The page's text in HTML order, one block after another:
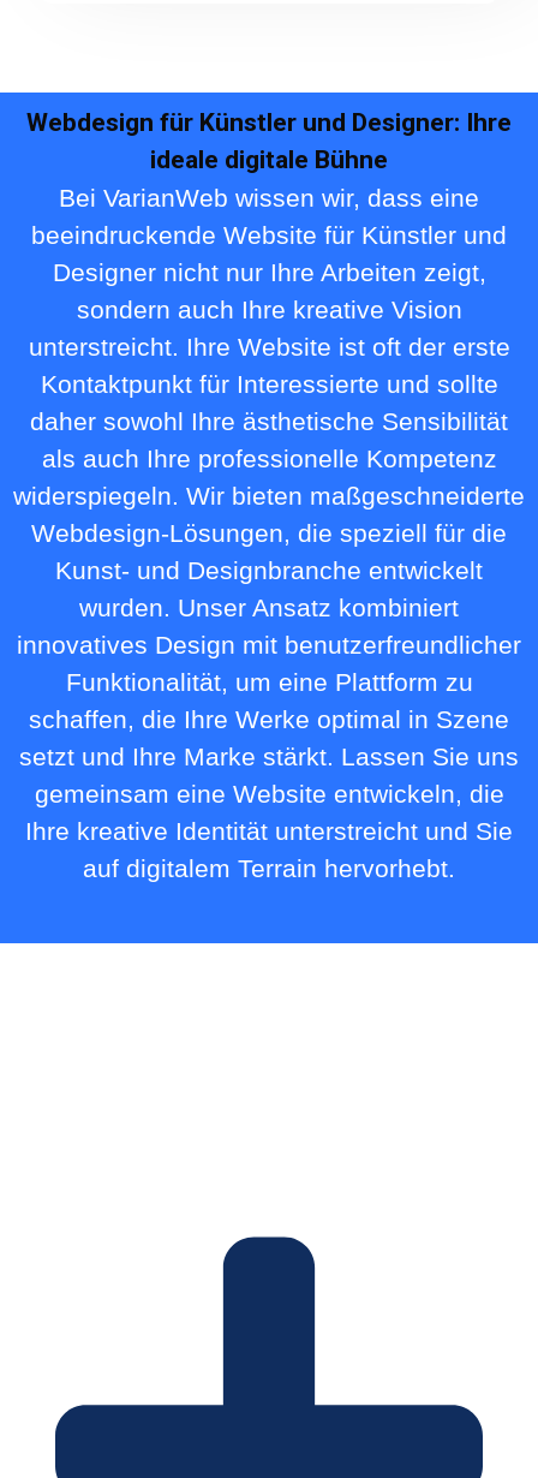
Webdesign für Künstler und Designer: Ihre
ideale digitale Bühne
Bei VarianWeb wissen wir, dass eine
beeindruckende Website für Künstler und
Designer nicht nur Ihre Arbeiten zeigt,
sondern auch Ihre kreative Vision
unterstreicht. Ihre Website ist oft der erste
Kontaktpunkt für Interessierte und sollte
daher sowohl Ihre ästhetische Sensibilität
als auch Ihre professionelle Kompetenz
widerspiegeln. Wir bieten maßgeschneiderte
Webdesign-Lösungen, die speziell für die
Kunst- und Designbranche entwickelt
wurden. Unser Ansatz kombiniert
innovatives Design mit benutzerfreundlicher
Funktionalität, um eine Plattform zu
schaffen, die Ihre Werke optimal in Szene
setzt und Ihre Marke stärkt. Lassen Sie uns
gemeinsam eine Website entwickeln, die
Ihre kreative Identität unterstreicht und Sie
auf digitalem Terrain hervorhebt.